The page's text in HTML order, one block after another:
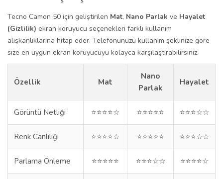
Tecno Camon 50 için geliştirilen Mat, Nano Parlak ve Hayalet
(Gizlilik) ekran koruyucu seçenekleri farklı kullanım
alışkanlıklarına hitap eder. Telefonunuzu kullanım şeklinize göre
size en uygun ekran koruyucuyu kolayca karşılaştırabilirsiniz.
Özellik Mat
Nano
Parlak
Hayalet
Görüntü Netliği ⭐⭐⭐⭐☆ ⭐⭐⭐⭐⭐ ⭐⭐⭐☆☆
Renk Canlılığı ⭐⭐⭐⭐☆ ⭐⭐⭐⭐⭐ ⭐⭐⭐☆☆
Parlama Önleme ⭐⭐⭐⭐⭐ ⭐⭐⭐☆☆ ⭐⭐⭐⭐☆